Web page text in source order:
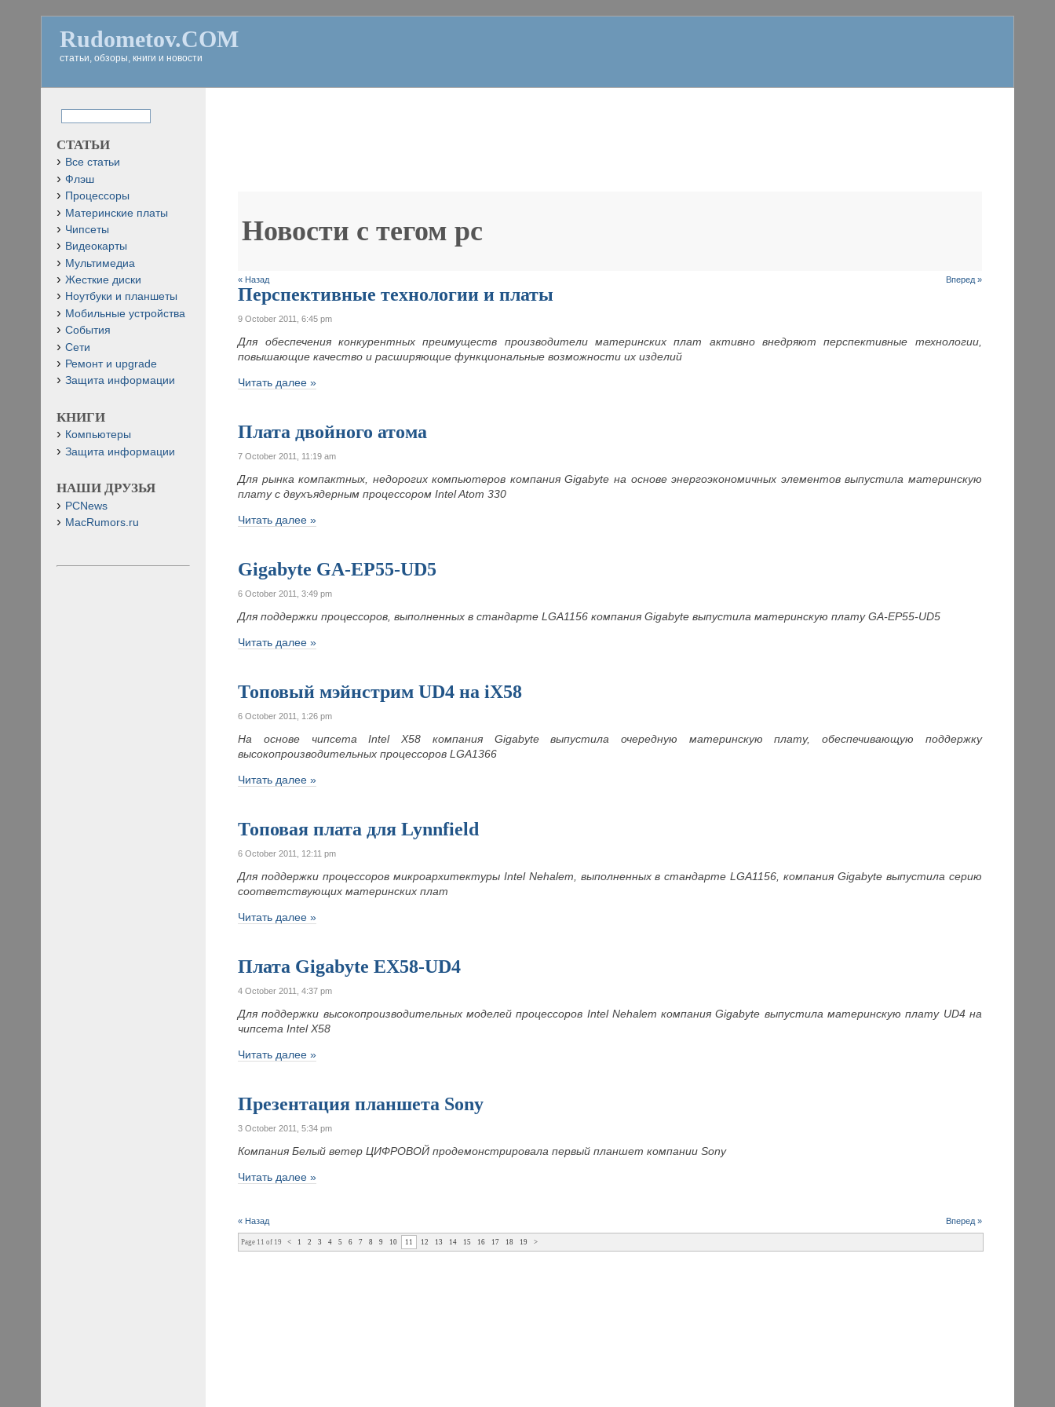
Rudometov.COM
статьи, обзоры, книги и новости
Новости с тегомpc
« Назад Вперед »
Перспективные технологии и платы
9 October 2011, 6:45 pm
Для обеспечения конкурентных преимуществ производители материнских плат активно внедряют перспективные технологии,
повышающие качество и расширяющие функциональные возможности их изделий
Читать далее »
Плата двойного атома
7 October 2011, 11:19 am
Для рынка компактных, недорогих компьютеров компания Gigabyte на основе энергоэкономичных элементов выпустила материнскую
плату с двухъядерным процессором Intel Atom 330
Читать далее »
Gigabyte GA-EP55-UD5
6 October 2011, 3:49 pm
Для поддержки процессоров, выполненных в стандартеLGA1156 компания Gigabyte выпустила материнскую плату GA-EP55-UD5
Читать далее »
Топовый мэйнстрим UD4 на iX58
6 October 2011, 1:26 pm
На основе чипсетаIntel X58 компания Gigabyte выпустила очередную материнскую плату, обеспечивающую поддержку
высокопроизводительных процессоровLGA1366
Читать далее »
Топовая плата для Lynnfield
6 October 2011, 12:11 pm
Для поддержки процессоров микроархитектуры Intel Nehalem, выполненных в стандарте LGA1156, компания Gigabyte выпустила серию
соответствующих материнских плат
Читать далее »
Плата Gigabyte EX58-UD4
4 October 2011, 4:37 pm
Для поддержки высокопроизводительных моделей процессоров Intel Nehalem компания Gigabyte выпустила материнскую плату UD4 на
чипсета Intel X58
Читать далее »
Презентация планшета Sony
3 October 2011, 5:34 pm
Компания Белый ветер ЦИФРОВОЙ продемонстрировала первый планшет компании Sony
Читать далее »
« Назад Вперед »
Page 11 of 19 < 1 2 3 4 5 6 7 8 9 10 11 12 13 14 15 16 17 18 19 >
СТАТЬИ
Все статьи
Флэш
Процессоры
Материнские платы
Чипсеты
Видеокарты
Мультимедиа
Жесткие диски
Ноутбуки и планшеты
Мобильные устройства
События
Сети
Ремонт и upgrade
Защита информации
КНИГИ
Компьютеры
Защита информации
НАШИ ДРУЗЬЯ
PCNews
MacRumors.ru